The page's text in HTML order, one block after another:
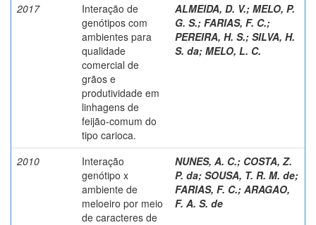
2017
Interação de
genótipos com
ambientes para
qualidade
comercial de
grãos e
produtividade em
linhagens de
feijão-comum do
tipo carioca.
ALMEIDA, D. V.; MELO, P.
G. S.; FARIAS, F. C.;
PEREIRA, H. S.; SILVA, H.
S. da; MELO, L. C.
2010
Interação
genótipo x
ambiente de
meloeiro por meio
de caracteres de
NUNES, A. C.; COSTA, Z.
P. da; SOUSA, T. R. M. de;
FARIAS, F. C.; ARAGAO,
F. A. S. de